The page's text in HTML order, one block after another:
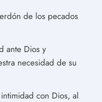
de los pecados
ante Dios y
necesidad de su
con Dios, al